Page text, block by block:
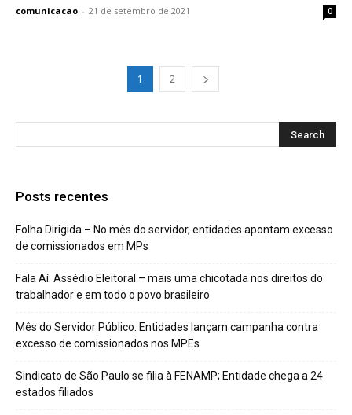
comunicacao - 21 de setembro de 2021 0
1 2
Posts recentes
Folha Dirigida – No mês do servidor, entidades apontam excesso
de comissionados em MPs
Fala Aí: Assédio Eleitoral – mais uma chicotada nos direitos do
trabalhador e em todo o povo brasileiro
Mês do Servidor Público: Entidades lançam campanha contra
excesso de comissionados nos MPEs
Sindicato de São Paulo se filia à FENAMP; Entidade chega a 24
estados filiados